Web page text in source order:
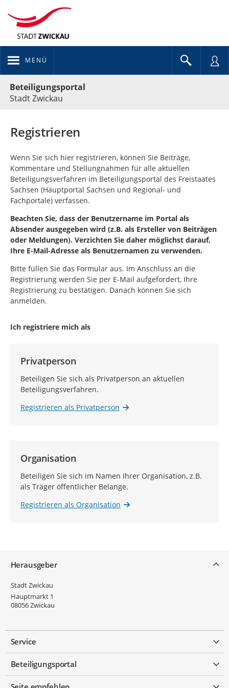
MENÜ
Beteiligungsportal
Stadt Zwickau
Registrieren
Wenn Sie sich hier registrieren, können Sie Beiträge,
Kommentare und Stellungnahmen für alle aktuellen
Beteiligungsverfahren im Beteiligungsportal des Freistaates
Sachsen (Hauptportal Sachsen und Regional- und
Fachportale) verfassen.
Beachten Sie, dass der Benutzername im Portal als
Absender ausgegeben wird (z.B. als Ersteller von Beiträgen
oder Meldungen). Verzichten Sie daher möglichst darauf,
Ihre E-Mail-Adresse als Benutzernamen zu verwenden.
Bitte füllen Sie das Formular aus. Im Anschluss an die
Registrierung werden Sie per E-Mail aufgefordert, Ihre
Registrierung zu bestätigen. Danach können Sie sich
anmelden.
Ich registriere mich als
Privatperson
Beteiligen Sie sich als Privatperson an aktuellen
Beteiligungsverfahren.
Registrieren als Privatperson
Organisation
Beteiligen Sie sich im Namen Ihrer Organisation, z.B.
als Träger öffentlicher Belange.
Registrieren als Organisation
Herausgeber
Stadt Zwickau
Hauptmarkt 1
08056Zwickau
Service
Beteiligungsportal